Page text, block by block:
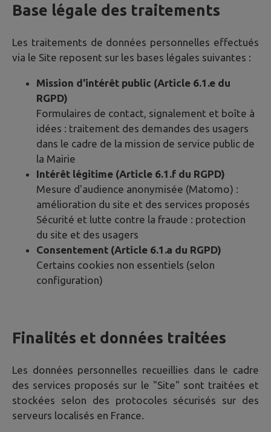
Base légale des traitements
Les traitements de données personnelles effectués
via le Site reposent sur les bases légales suivantes :
Mission d'intérêt public (Article 6.1.e du
RGPD)
Formulaires de contact, signalement et boîte à
idées : traitement des demandes des usagers
dans le cadre de la mission de service public de
la Mairie
Intérêt légitime (Article 6.1.f du RGPD)
Mesure d'audience anonymisée (Matomo) :
amélioration du site et des services proposés
Sécurité et lutte contre la fraude : protection
du site et des usagers
Consentement (Article 6.1.a du RGPD)
Certains cookies non essentiels (selon
configuration)
Finalités et données traitées
Les données personnelles recueillies dans le cadre
des services proposés sur le "Site" sont traitées et
stockées selon des protocoles sécurisés sur des
serveurs localisés en France.